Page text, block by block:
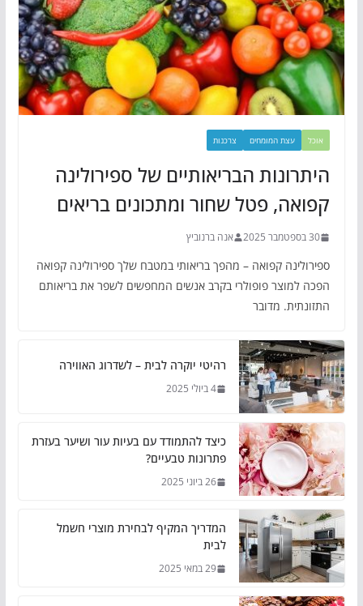
אוכל עצת המומחים צרכנות
היתרונות הבריאותיים של ספירולינה
קפואה, פטל שחור ומתכונים בריאים
30 בספטמבר 2025 אנה ברנוביץ
ספירולינה קפואה – מהפך בריאותי במטבח שלך ספירולינה קפואה
הפכה למוצר פופולרי בקרב אנשים המחפשים לשפר את בריאותם
התזונתית. מדובר
רהיטי יוקרה לבית – לשדרוג האווירה
4 ביולי 2025
כיצד להתמודד עם בעיות עור ושיער בעזרת
פתרונות טבעיים?
26 ביוני 2025
המדריך המקיף לבחירת מוצרי חשמל
לבית
29 במאי 2025